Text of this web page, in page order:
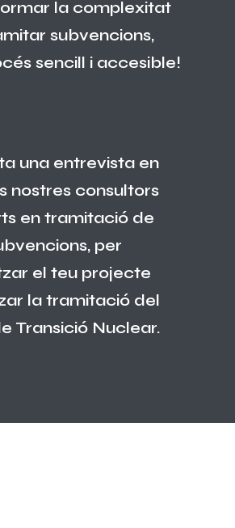
la complexitat
subvencions,
sencill i accesible!
una entrevista en
nostres consultors
en tramitació de
per
el teu projecte
la tramitació del
Transició Nuclear.